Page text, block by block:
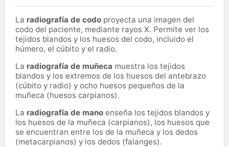
La radiografía de codo proyecta una imagen del
codo del paciente, mediante rayos X. Permite ver los
tejidos blandos y los huesos del codo, incluido el
húmero, el cúbito y el radio.
La radiografía de muñeca muestra los tejidos
blandos y los extremos de los huesos del antebrazo
(cúbito y radio) y ocho huesos pequeños de la
muñeca (huesos carpianos).
La radiografía de mano enseña los tejidos blandos y
los huesos de la muñeca (carpianos), los huesos que
se encuentran entre los de la muñeca y los dedos
(metacarpianos) y los dedos (falanges).